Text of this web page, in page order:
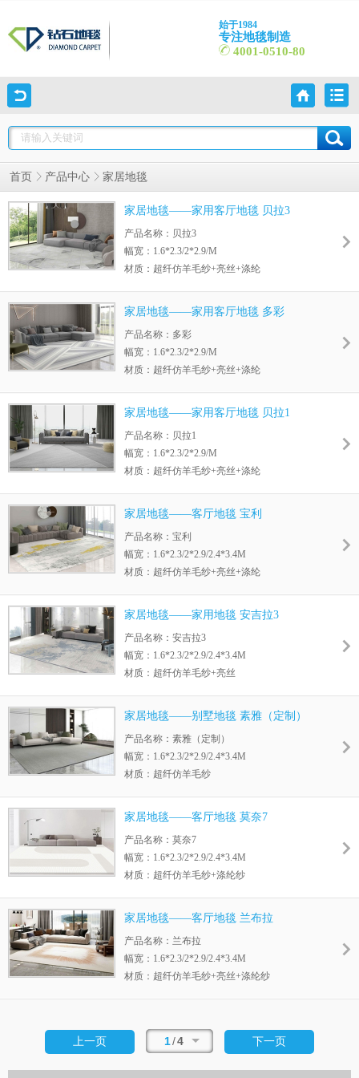
始于1984
专注地毯制造
4001-0510-80
首页 产品中心 家居地毯
家居地毯——家用客厅地毯 贝拉3
产品名称：贝拉3
幅宽：1.6*2.3/2*2.9/M
材质：超纤仿羊毛纱+亮丝+涤纶
绒重：4.2磅/m2
家居地毯——家用客厅地毯 多彩
产品名称：多彩
幅宽：1.6*2.3/2*2.9/M
材质：超纤仿羊毛纱+亮丝+涤纶
绒重：4.0磅/m2
家居地毯——家用客厅地毯 贝拉1
产品名称：贝拉1
幅宽：1.6*2.3/2*2.9/M
材质：超纤仿羊毛纱+亮丝+涤纶
绒重：4.2磅/m2
家居地毯——客厅地毯 宝利
产品名称：宝利
幅宽：1.6*2.3/2*2.9/2.4*3.4M
材质：超纤仿羊毛纱+亮丝+涤纶
绒重：4.0磅/m2
家居地毯——家用地毯 安吉拉3
产品名称：安吉拉3
幅宽：1.6*2.3/2*2.9/2.4*3.4M
材质：超纤仿羊毛纱+亮丝
绒重：4.1磅/m2
家居地毯——别墅地毯 素雅（定制）
产品名称：素雅（定制）
幅宽：1.6*2.3/2*2.9/2.4*3.4M
材质：超纤仿羊毛纱
绒重：4.3磅/m2
家居地毯——客厅地毯 莫奈7
产品名称：莫奈7
幅宽：1.6*2.3/2*2.9/2.4*3.4M
材质：超纤仿羊毛纱+涤纶纱
绒重：5.5磅/m2
家居地毯——客厅地毯 兰布拉
产品名称：兰布拉
幅宽：1.6*2.3/2*2.9/2.4*3.4M
材质：超纤仿羊毛纱+亮丝+涤纶纱
底背：黄麻底
上一页 1/4 下一页